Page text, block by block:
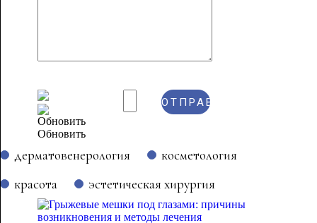
Обновить
дерматовенерология
косметология
красота
эстетическая хирургия